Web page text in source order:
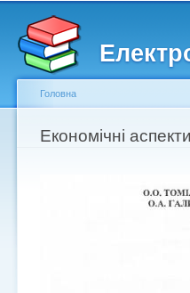
Головне меню
Другорядне меню
Ви є тут
Головна
Економічні